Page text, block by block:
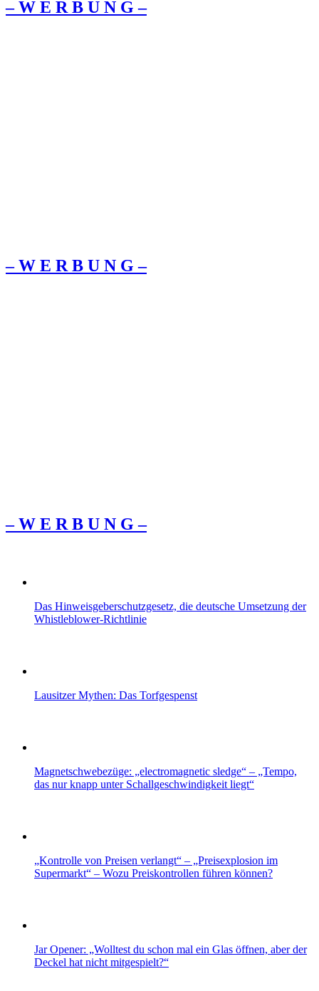
– W Ε R Β U Ν G –
– W Ε R Β U Ν G –
– W Ε R Β U Ν G –
Das Hinweisgeberschutzgesetz, die deutsche Umsetzung der
Whistleblower-Richtlinie
Lausitzer Mythen: Das Torfgespenst
Magnetschwebezüge: „electromagnetic sledge“ – „Tempo,
das nur knapp unter Schallgeschwindigkeit liegt“
„Kontrolle von Preisen verlangt“ – „Preisexplosion im
Supermarkt“ – Wozu Preiskontrollen führen können?
Jar Opener: „Wolltest du schon mal ein Glas öffnen, aber der
Deckel hat nicht mitgespielt?“